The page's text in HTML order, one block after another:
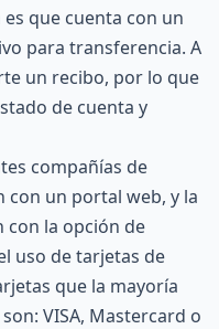
que cuenta con un
para transferencia. A
un recibo, por lo que
de cuenta y
compañías de
con un portal web, y la
con la opción de
uso de tarjetas de
que la mayoría
VISA, Mastercard o